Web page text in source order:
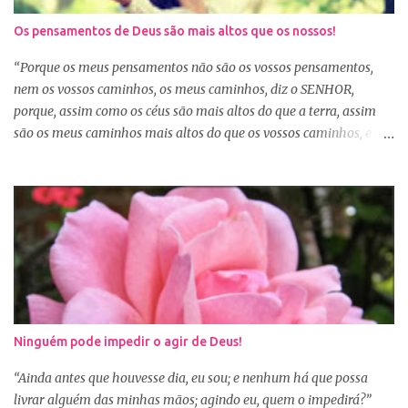
nosso coração desejava, mas é o desejo do coração de Deus. E
sabemos que Deus é perfeito e tem o melhor para nós. Consagrar
tudo a Deus e fazer a Sua vontade, é a garantia de que tudo dará
certo. Logo pela manhã, consagre s...
Os pensamentos de Deus são mais altos que os nossos!
“Porque os meus pensamentos não são os vossos pensamentos,
nem os vossos caminhos, os meus caminhos, diz o SENHOR,
porque, assim como os céus são mais altos do que a terra, assim
são os meus caminhos mais altos do que os vossos caminhos, e os
poderemos ser surpreendidos ou decepcionados com a maneira de
Deus agir. Deus não age conforme a ótica humana. Às vezes
pedimos algo a Deus sem saber se é a vontade d’Ele para nossa
vida, claro que podemos pedir, mas a vontade de Deus sempre
prevalecerá. Nem sempre, a nossa vontade é a vontade de Deus,
mas a Palavra nos garante que os caminhos e os pensamentos de
Deus são bem maiores que os nossos, se é assim, fiquemos
tranquilas, pois tudo que vem de Deus é bom. Porém, se Deus
entregar o governo da nossa vida a nós, ou seja, deixar que a nossa
vontade prevaleça, vamos acabar infelizes e frustradas, porque só
Ninguém pode impedir o agir de Deus!
“Ainda antes que houvesse dia, eu sou; e nenhum há que possa
livrar alguém das minhas mãos; agindo eu, quem o impedirá?”